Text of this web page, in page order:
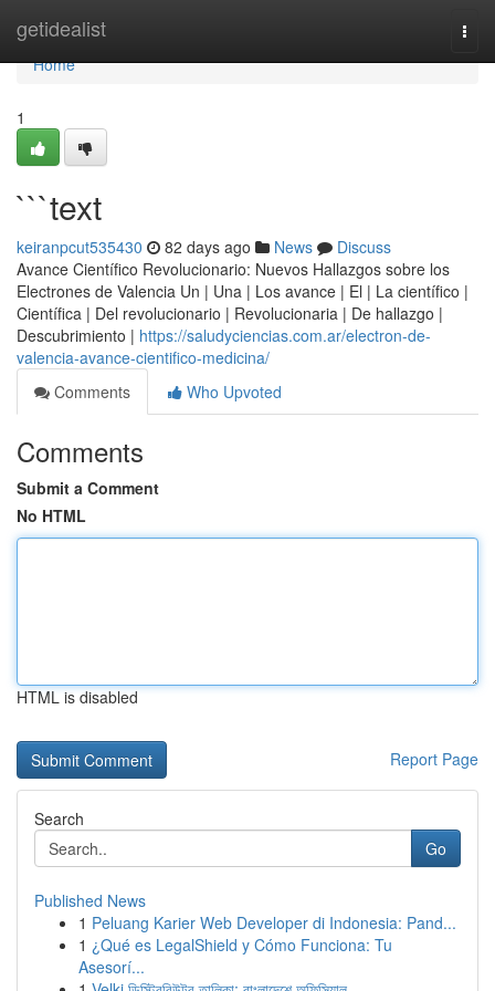
getidealist
Home
Home
1
```text
keiranpcut535430 82 days ago News
Discuss
Avance Científico Revolucionario: Nuevos Hallazgos sobre los
Electrones de Valencia Un | Una | Los avance | El | La científico |
Científica | Del revolucionario | Revolucionaria | De hallazgo |
Descubrimiento | https://saludyciencias.com.ar/electron-de-
valencia-avance-cientifico-medicina/
Comments
Who Upvoted
Comments
Submit a Comment
No HTML
HTML is disabled
Report Page
Search
Go
Published News
1 Peluang Karier Web Developer di Indonesia: Pand...
1 ¿Qué es LegalShield y Cómo Funciona: Tu
Asesorí...